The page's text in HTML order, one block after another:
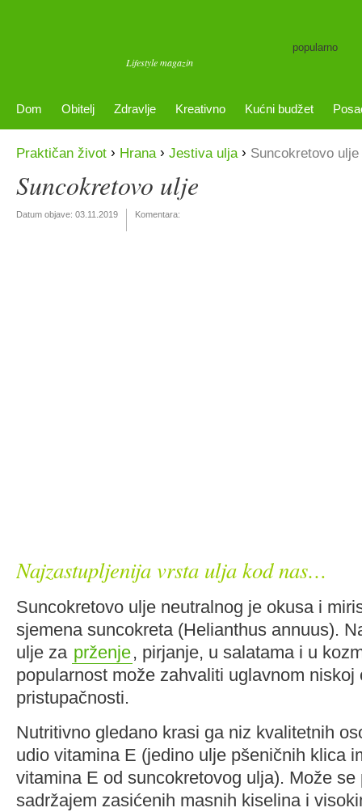
Lifestyle magazin
popularno
Dom Obitelj Zdravlje Kreativno Kućni budžet
Praktičan život › Hrana › Jestiva ulja › Suncokretovo ulje
Suncokretovo ulje
Datum objave: 03.11.2019 Komentara:
Najzastupljenija vrsta ulja kod nas…
Suncokretovo ulje neutralnog je okusa i
sjemena suncokreta (Helianthus annuus).
ulje za prženje, pirjanje, u salatama i u
popularnost može zahvaliti uglavnom niskoj
pristupačnosti.
Nutritivno gledano krasi ga niz kvalitetnih
udio vitamina E (jedino ulje pšeničnih klica
vitamina E od suncokretovog ulja). Može
sadržajem zasićenih masnih kiselina i